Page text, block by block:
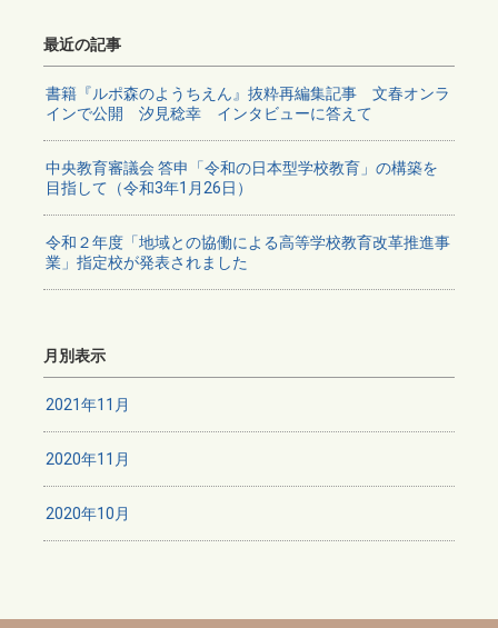
最近の記事
書籍『ルポ森のようちえん』抜粋再編集記事 文春オンラ
インで公開 汐見稔幸 インタビューに答えて
中央教育審議会 答申「令和の日本型学校教育」の構築を
目指して（令和3年1月26日）
令和２年度「地域との協働による高等学校教育改革推進事
業」指定校が発表されました
月別表示
2021年11月
2020年11月
2020年10月